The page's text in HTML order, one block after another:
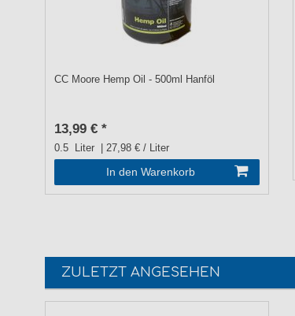
CC Moore Hemp Oil - 500ml Hanföl
13,99 € *
0.5 Liter | 27,98 € / Liter
In den Warenkorb
ZULETZT ANGESEHEN